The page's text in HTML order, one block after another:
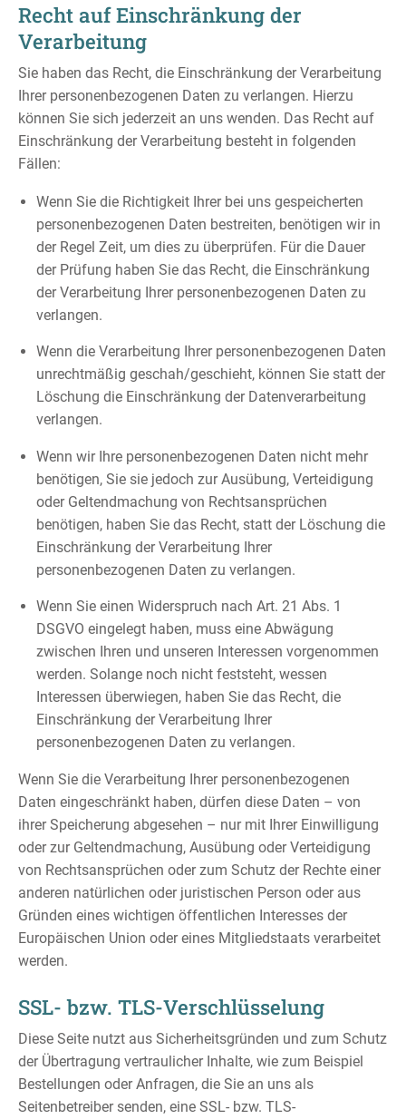
Recht auf Einschränkung der
Verarbeitung
Sie haben das Recht, die Einschränkung der Verarbeitung
Ihrer personenbezogenen Daten zu verlangen. Hierzu
können Sie sich jederzeit an uns wenden. Das Recht auf
Einschränkung der Verarbeitung besteht in folgenden
Fällen:
Wenn Sie die Richtigkeit Ihrer bei uns gespeicherten
personenbezogenen Daten bestreiten, benötigen wir in
der Regel Zeit, um dies zu überprüfen. Für die Dauer
der Prüfung haben Sie das Recht, die Einschränkung
der Verarbeitung Ihrer personenbezogenen Daten zu
verlangen.
Wenn die Verarbeitung Ihrer personenbezogenen Daten
unrechtmäßig geschah/geschieht, können Sie statt der
Löschung die Einschränkung der Datenverarbeitung
verlangen.
Wenn wir Ihre personenbezogenen Daten nicht mehr
benötigen, Sie sie jedoch zur Ausübung, Verteidigung
oder Geltendmachung von Rechtsansprüchen
benötigen, haben Sie das Recht, statt der Löschung die
Einschränkung der Verarbeitung Ihrer
personenbezogenen Daten zu verlangen.
Wenn Sie einen Widerspruch nach Art. 21 Abs. 1
DSGVO eingelegt haben, muss eine Abwägung
zwischen Ihren und unseren Interessen vorgenommen
werden. Solange noch nicht feststeht, wessen
Interessen überwiegen, haben Sie das Recht, die
Einschränkung der Verarbeitung Ihrer
personenbezogenen Daten zu verlangen.
Wenn Sie die Verarbeitung Ihrer personenbezogenen
Daten eingeschränkt haben, dürfen diese Daten – von
ihrer Speicherung abgesehen – nur mit Ihrer Einwilligung
oder zur Geltendmachung, Ausübung oder Verteidigung
von Rechtsansprüchen oder zum Schutz der Rechte einer
anderen natürlichen oder juristischen Person oder aus
Gründen eines wichtigen öffentlichen Interesses der
Europäischen Union oder eines Mitgliedstaats verarbeitet
werden.
SSL- bzw. TLS-Verschlüsselung
Diese Seite nutzt aus Sicherheitsgründen und zum Schutz
der Übertragung vertraulicher Inhalte, wie zum Beispiel
Bestellungen oder Anfragen, die Sie an uns als
Seitenbetreiber senden, eine SSL- bzw. TLS-